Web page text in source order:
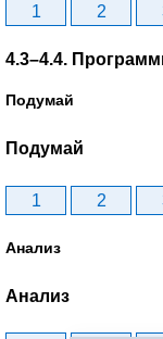
1 2
4.3–4.4.
Подумай
Подумай
1 2
Анализ
Анализ